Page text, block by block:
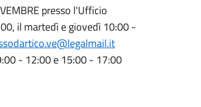
presso l'Ufficio
il martedì e giovedì 10:00 -
- 12:00 e 15:00 - 17:00